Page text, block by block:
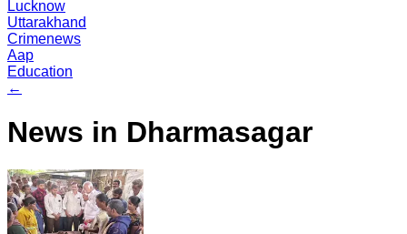
Lucknow
Uttarakhand
Crimenews
Aap
Education
←
News in Dharmasagar